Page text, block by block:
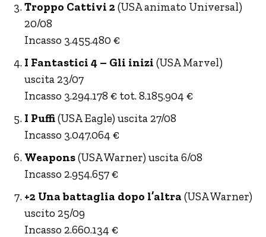
Troppo Cattivi 2(USA animato Universal)
20/08
Incasso 3.455.480 €
I Fantastici 4 – Gli inizi (USA Marvel)
uscita 23/07
Incasso 3.294.178 € tot. 8.185.904 €
I Puffi(USA Eagle) uscita 27/08
Incasso 3.047.064 €
Weapons(USA Warner) uscita 6/08
Incasso 2.954.657 €
+2 Una battaglia dopo l’altra (USA Warner)
uscito 25/09
Incasso 2.660.134 €